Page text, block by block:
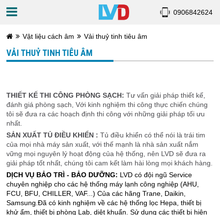
0906842624
Vật liệu cách âm Vải thuỷ tinh tiêu âm
VẢI THUỶ TINH TIÊU ÂM
THIẾT KẾ THI CÔNG PHÒNG SẠCH:Tư vấn giải pháp thiết kế,
đánh giá phòng sạch, Với kinh nghiệm thi công thực chiến chúng
tôi sẽ đưa ra các hoạch định thi công với những giải pháp tối ưu
nhất.
SẢN XUẤT TỦ ĐIỀU KHIỂN :Tủ điều khiển có thể nói là trái tim
của mọi nhà máy sản xuất, với thế mạnh là nhà sản xuất nắm
vững mọi nguyên lý hoạt động của hệ thống, nên LVD sẽ đưa ra
giải pháp tốt nhất, chúng tôi cam kết làm hài lòng mọi khách hàng.
DỊCH VỤ BẢO TRÌ - BẢO DƯỠNG: LVD có đội ngũ Service
chuyên nghiệp cho các hệ thống máy lạnh công nghiệp (AHU,
FCU, BFU, CHILLER, VAF...) Của các hãng Trane, Daikin,
Samsung.Đã có kinh nghiệm về các hệ thống lọc Hepa, thiết bị
khử ẩm, thiết bị phòng Lab, diệt khuẩn. Sử dụng các thiết bị hiện